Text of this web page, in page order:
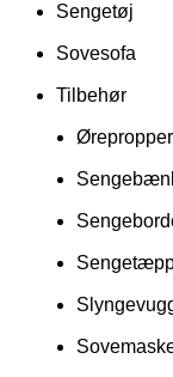
Sengetøj
Sovesofa
Tilbehør
Ørepropper